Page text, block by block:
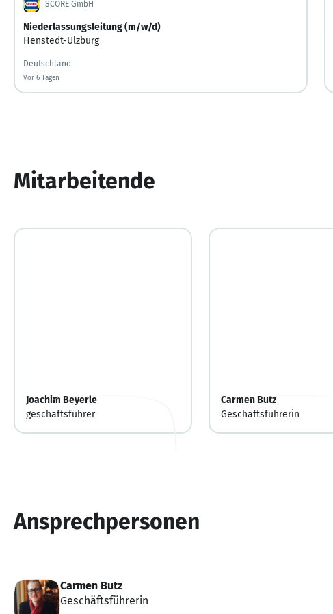
SCORE GmbH
Niederlassungsleitung (m/w/d)
Henstedt-Ulzburg
Deutschland
Vor 6 Tagen
Vor 6 Tagen veröffentlicht
Mitarbeitende
Joachim Beyerle
geschäftsführer
Carmen Butz
Geschäftsführerin
Ansprechpersonen
Carmen Butz
Geschäftsführerin